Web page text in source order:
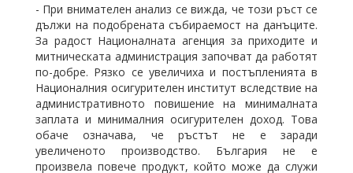
- При внимателен анализ се вижда, че този ръст се
дължи на подобрената събираемост на данъците.
За радост Националната агенция за приходите и
митническата администрация започват да работят
по-добре. Рязко се увеличиха и постъпленията в
Националния осигурителен институт вследствие на
административното повишение на минималната
заплата и минималния осигурителен доход. Това
обаче означава, че ръстът не е заради
увеличеното производство. България не е
произвела повече продукт, който може да служи